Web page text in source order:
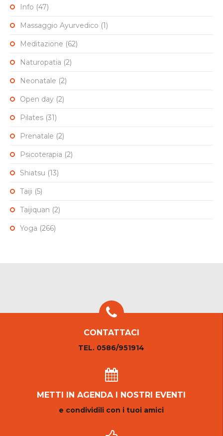
Info (47)
Massaggio Ayurvedico (1)
Meditazione (62)
Naturopatia (2)
Neonatale (2)
Open day (2)
Pilates (31)
Prenatale (2)
Psicoterapia (2)
Shiatsu (13)
Taiji (5)
Taijiquan (2)
Yoga (266)
CONTATTACI
TEL. 0586/951914
METTI IN AGENDA I NOSTRI EVENTI
e condividili con i tuoi amici